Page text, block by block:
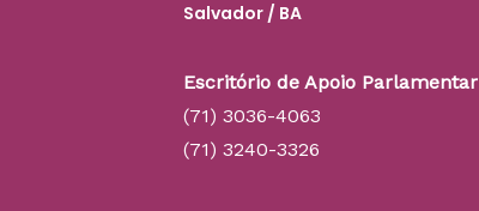
Salvador / BA
Escritório de Apoio Parlamentar
(71) 3036-4063
(71) 3240-3326